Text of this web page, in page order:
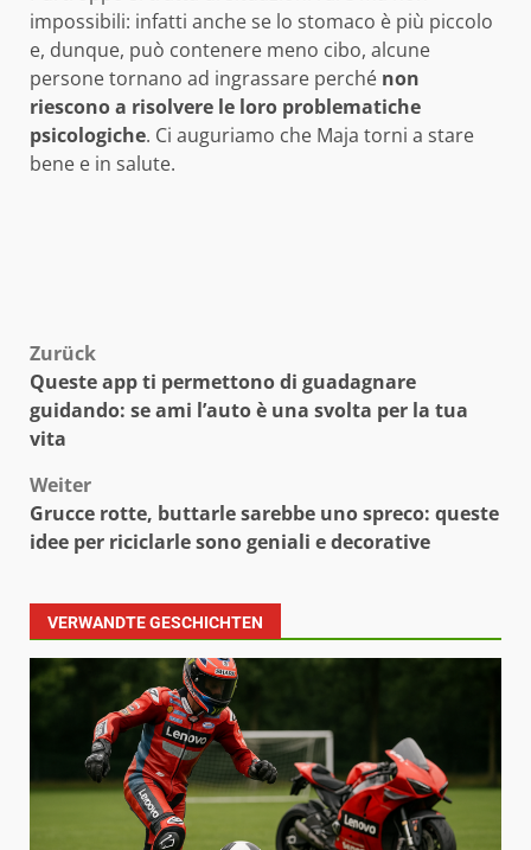
impossibili: infatti anche se lo stomaco è più piccolo
e, dunque, può contenere meno cibo, alcune
persone tornano ad ingrassare perché non
riescono a risolvere le loro problematiche
psicologiche. Ci auguriamo che Maja torni a stare
bene e in salute.
Beitragsnavigation
Zurück
Queste app ti permettono di guadagnare
guidando: se ami l’auto è una svolta per la tua
vita
Weiter
Grucce rotte, buttarle sarebbe uno spreco: queste
idee per riciclarle sono geniali e decorative
VERWANDTE GESCHICHTEN